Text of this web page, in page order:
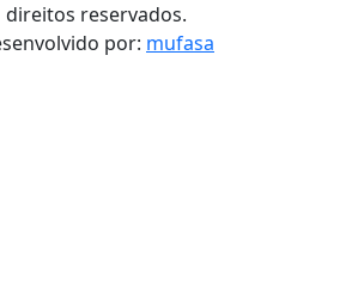
direitos reservados.
por: mufasa